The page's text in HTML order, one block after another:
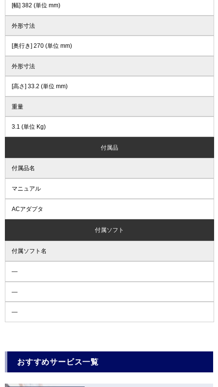
[幅] 382 (単位 mm)
外形寸法
[奥行き] 270 (単位 mm)
外形寸法
[高さ] 33.2 (単位 mm)
重量
3.1 (単位 Kg)
付属品
付属品名
マニュアル
ACアダプタ
付属ソフト
付属ソフト名
―
―
―
おすすめサービス一覧